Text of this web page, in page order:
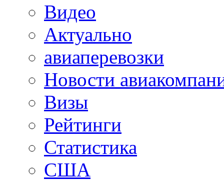
Видео
Актуально
авиаперевозки
Новости
Визы
Рейтинги
Статистика
США